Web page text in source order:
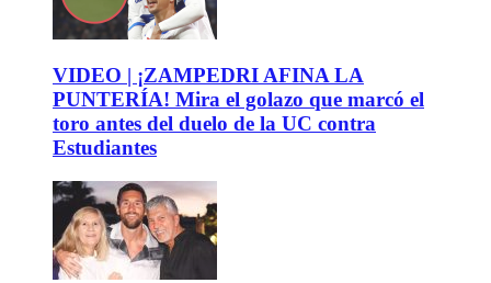
VIDEO | ¡ZAMPEDRI AFINA LA
PUNTERÍA! Mira el golazo que marcó el
toro antes del duelo de la UC contra
Estudiantes